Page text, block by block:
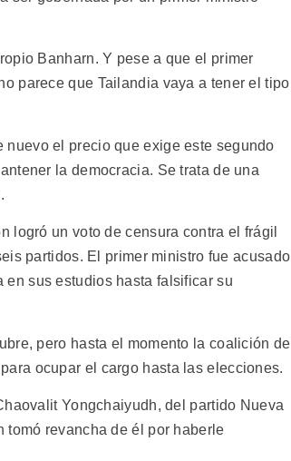
Banharn. Y pese a que el primer
parece que Tailandia vaya a tener el tipo
el precio que exige este segundo
la democracia. Se trata de una
logró un voto de censura contra el frágil
partidos. El primer ministro fue acusado
en sus estudios hasta falsificar su
pero hasta el momento la coalición de
ocupar el cargo hasta las elecciones.
Yongchaiyudh, del partido Nueva
revancha de él por haberle